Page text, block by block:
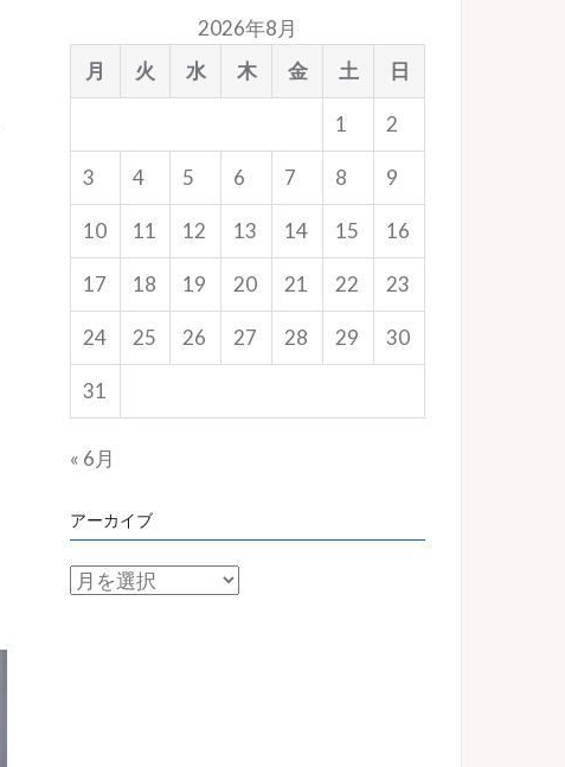
2026年8月
月
火 水 木 金 土 日
1 2
3 4 5 6 7 8 9
10 11 12 13 14 15 16
17 18 19 20 21 22 23
24 25 26 27 28 29 30
31
« 6月
アーカイブ
ア